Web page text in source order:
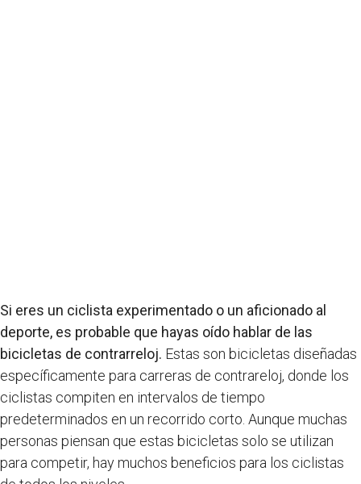
Si eres un ciclista experimentado o un aficionado al
deporte, es probable que hayas oído hablar de las
bicicletas de contrarreloj. Estas son bicicletas diseñadas
específicamente para carreras de contrareloj, donde los
ciclistas compiten en intervalos de tiempo
predeterminados en un recorrido corto. Aunque muchas
personas piensan que estas bicicletas solo se utilizan
para competir, hay muchos beneficios para los ciclistas